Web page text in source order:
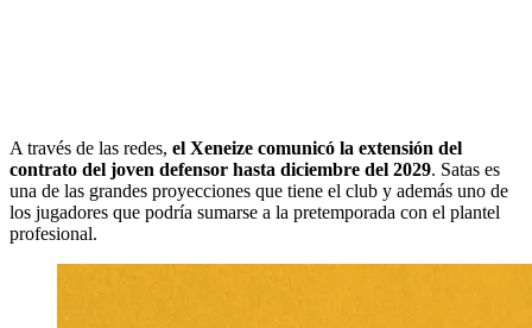
A través de las redes, el Xeneize comunicó la extensión del
contrato del joven defensor hasta diciembre del 2029. Satas es
una de las grandes proyecciones que tiene el club y además uno de
los jugadores que podría sumarse a la pretemporada con el plantel
profesional.